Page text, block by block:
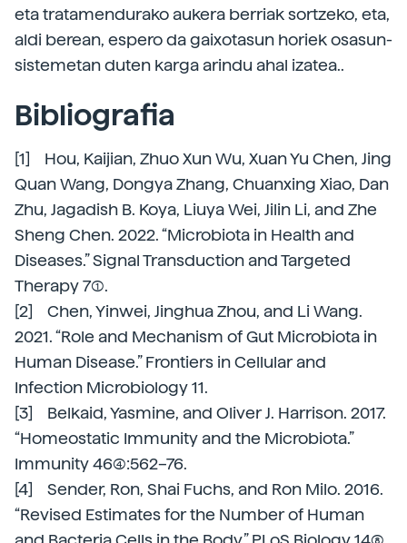
eta tratamendurako aukera berriak sortzeko, eta,
aldi berean, espero da gaixotasun horiek osasun-
sistemetan duten karga arindu ahal izatea..
Bibliografia
[1] Hou, Kaijian, Zhuo Xun Wu, Xuan Yu Chen, Jing
Quan Wang, Dongya Zhang, Chuanxing Xiao, Dan
Zhu, Jagadish B. Koya, Liuya Wei, Jilin Li, and Zhe
Sheng Chen. 2022. “Microbiota in Health and
Diseases.” Signal Transduction and Targeted
Therapy 7(1).
[2] Chen, Yinwei, Jinghua Zhou, and Li Wang.
2021. “Role and Mechanism of Gut Microbiota in
Human Disease.” Frontiers in Cellular and
Infection Microbiology 11.
[3] Belkaid, Yasmine, and Oliver J. Harrison. 2017.
“Homeostatic Immunity and the Microbiota.”
Immunity 46(4):562–76.
[4] Sender, Ron, Shai Fuchs, and Ron Milo. 2016.
“Revised Estimates for the Number of Human